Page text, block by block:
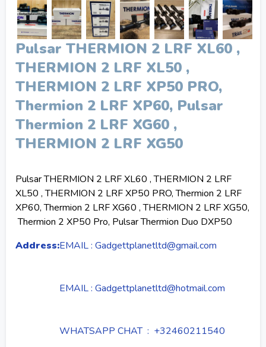
Pulsar THERMION 2 LRF XL60 ,
THERMION 2 LRF XL50 ,
THERMION 2 LRF XP50 PRO,
Thermion 2 LRF XP60, Pulsar
Thermion 2 LRF XG60 ,
THERMION 2 LRF XG50
Pulsar THERMION 2 LRF XL60 , THERMION 2 LRF
XL50 , THERMION 2 LRF XP50 PRO, Thermion 2 LRF
XP60, Thermion 2 LRF XG60 , THERMION 2 LRF XG50,
Thermion 2 XP50 Pro, Pulsar Thermion Duo DXP50
Address:EMAIL : Gadgettplanetltd@gmail.com
EMAIL : Gadgettplanetltd@hotmail.com
WHATSAPP CHAT : +32460211540